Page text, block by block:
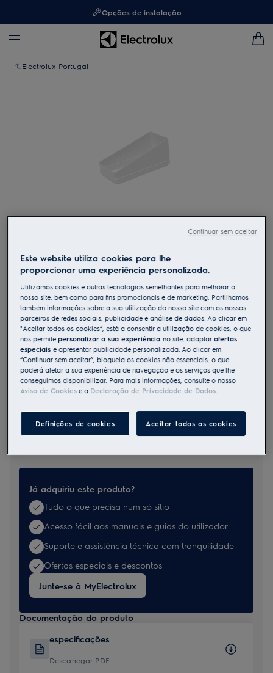
Opções de instalação
Electrolux Portugal
M2CKCF13
Curva retangular 15
Benefícios
Kits de Instalação para Exaustores & Extratores
Fácil de usar, diversos tamanhos para exaustores e extratores
Já adquiriu este produto?
Tudo o que precisa num só sítio
Acesso fácil aos manuais e guias do utilizador
Suporte e assistência técnica com tranquilidade
Ofertas especiais e descontos
Junte-se à MyElectrolux
Documentação do produto
especificações
Descarregar PDF
Este website utiliza cookies para lhe
proporcionar uma experiência personalizada.
Utilizamos cookies e outras tecnologias semelhantes para melhorar o
nosso site, bem como para fins promocionais e de marketing. Partilhamos
também informações sobre a sua utilização do nosso site com os nossos
parceiros de redes sociais, publicidade e análise de dados. Ao clicar em
"Aceitar todos os cookies”, está a consentir a utilização de cookies, o que
nos permitepersonalizar a sua experiênciano site, adaptarofertas
especiaise apresentar publicidade personalizada. Ao clicar em
“Continuar sem aceitar”, bloqueia os cookies não essenciais, o que
poderá afetar a sua experiência de navegação e os serviços que lhe
conseguimos disponibilizar. Para mais informações, consulte o nosso
Aviso de Cookies e a Declaração de Privacidade de Dados.
Definições de cookies Aceitar todos os cookies
Continuar sem aceitar